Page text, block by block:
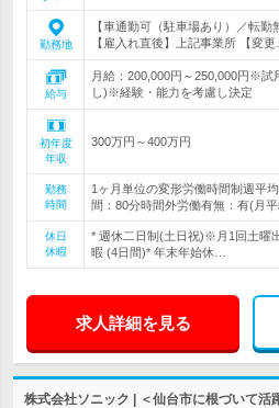
勤務地
【車通勤可（駐車場あり）／転
【雇入れ直後】上記事業所 【変更
給与
月給：200,000円～250,000円※試
し)※経験・能力を考慮し決定
初年度
年収
300万円～400万円
勤務
時間
1ヶ月単位の変形労働時間制週平
間：80分時間外労働有無：有(月
休日
休暇
* 週休二日制(土日祝)※月1回土曜
暇 (4日間)* 年末年始休…
求人詳細を見る
株式会社ソニック | ＜仙台市に根づいて